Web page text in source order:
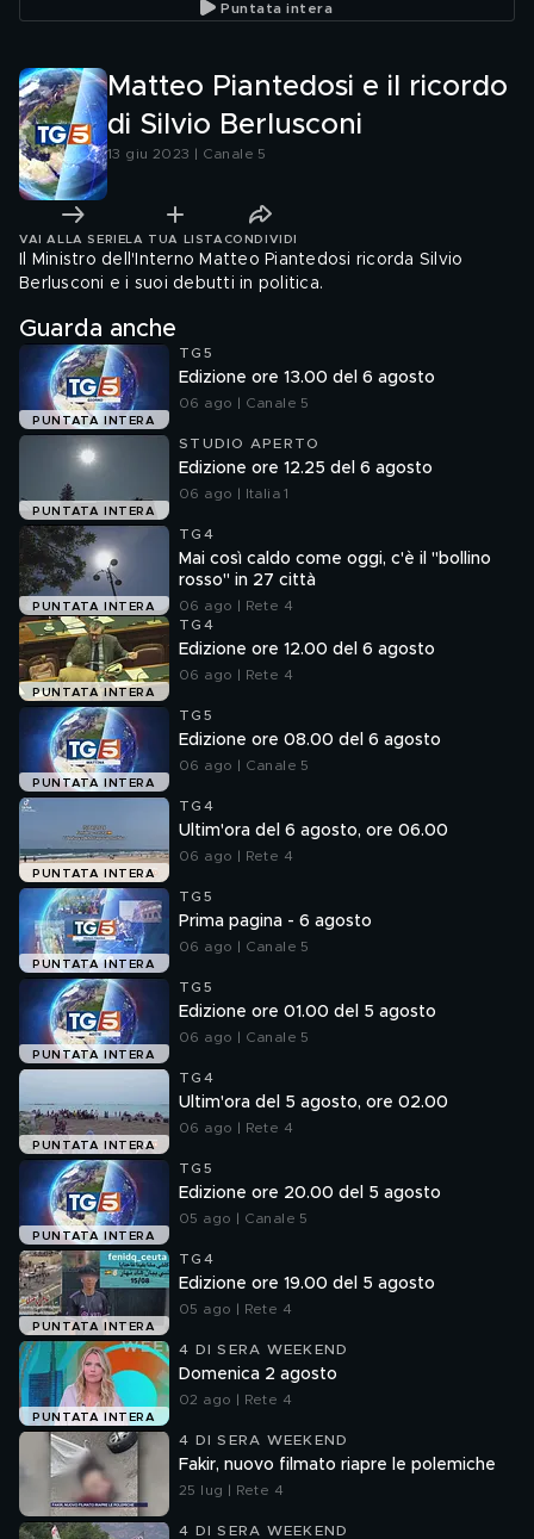
Puntata intera
Matteo Piantedosi e il ricordo
di Silvio Berlusconi
13 giu 2023 | Canale 5
VAI ALLA SERIE LA TUA LISTA CONDIVIDI
Il Ministro dell'Interno Matteo Piantedosi ricorda Silvio
Berlusconi e i suoi debutti in politica.
Guarda anche
PUNTATA INTERA
TG5
Edizione ore 13.00 del 6 agosto
06 ago | Canale 5
PUNTATA INTERA
STUDIO APERTO
Edizione ore 12.25 del 6 agosto
06 ago | Italia 1
PUNTATA INTERA
TG4
Mai così caldo come oggi, c'è il "bollino
rosso" in 27 città
06 ago | Rete 4
PUNTATA INTERA
TG4
Edizione ore 12.00 del 6 agosto
06 ago | Rete 4
PUNTATA INTERA
TG5
Edizione ore 08.00 del 6 agosto
06 ago | Canale 5
PUNTATA INTERA
TG4
Ultim'ora del 6 agosto, ore 06.00
06 ago | Rete 4
PUNTATA INTERA
TG5
Prima pagina - 6 agosto
06 ago | Canale 5
PUNTATA INTERA
TG5
Edizione ore 01.00 del 5 agosto
06 ago | Canale 5
PUNTATA INTERA
TG4
Ultim'ora del 5 agosto, ore 02.00
06 ago | Rete 4
PUNTATA INTERA
TG5
Edizione ore 20.00 del 5 agosto
05 ago | Canale 5
PUNTATA INTERA
TG4
Edizione ore 19.00 del 5 agosto
05 ago | Rete 4
PUNTATA INTERA
4 DI SERA WEEKEND
Domenica 2 agosto
02 ago | Rete 4
4 DI SERA WEEKEND
Fakir, nuovo filmato riapre le polemiche
25 lug | Rete 4
4 DI SERA WEEKEND